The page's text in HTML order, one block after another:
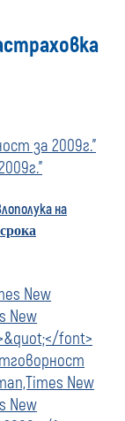
за 2009г."
на
New
New
font>
New
New